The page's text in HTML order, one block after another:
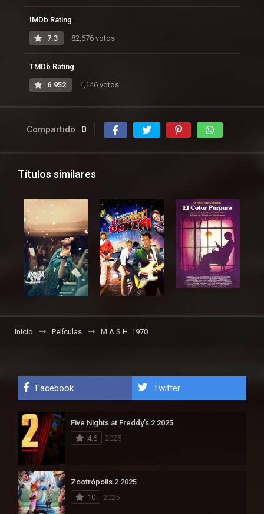
IMDb Rating
7.3 82,676 votos
TMDb Rating
6.952 1,146 votos
Compartido 0
Títulos similares
Inicio Películas M.A.S.H. 1970
Facebook Twitter
Five Nights at Freddy’s 2 2025
4.6
2025
Zootrópolis 2 2025
10
2025